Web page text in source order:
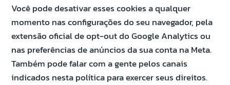
Você pode desativar esses cookies a qualquer
momento nas configurações do seu navegador, pela
extensão oficial de opt-out do Google Analytics ou
nas preferências de anúncios da sua conta na Meta.
Também pode falar com a gente pelos canais
indicados nesta política para exercer seus direitos.